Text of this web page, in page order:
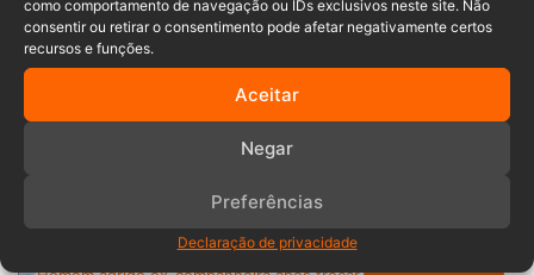
como comportamento de navegação ou IDs exclusivos neste site. Não
consentir ou retirar o consentimento pode afetar negativamente certos
recursos e funções.
Aceitar
Negar
Preferências
Declaração de privacidade
Mulher é morta por arma branca pelo
ex-companheiro em Rio do Sul; autor foi
Na tarde deste sábado (5), um crime de feminicídio chocou a
cidade de Rio do…